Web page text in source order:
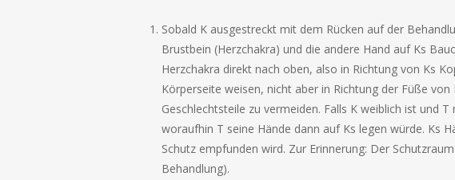
Sobald K ausgestreckt mit dem Rücken auf der
Brustbein (Herzchakra) und die andere Hand auf Ks
Herzchakra direkt nach oben, also in Richtung von Ks
Körperseite weisen, nicht aber in Richtung der Füße
Geschlechtsteile zu vermeiden. Falls K weiblich ist und
woraufhin T seine Hände dann auf Ks legen würde. Ks
Schutz empfunden wird. Zur Erinnerung: Der
Behandlung).